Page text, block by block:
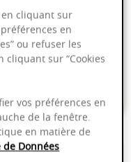
en cliquant sur
en
ou refuser les
cliquant sur “Cookies
vos préférences en
de la fenêtre.
en matière de
de Données